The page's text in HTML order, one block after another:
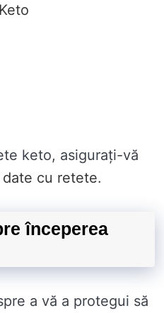
keto, asigurați-vă
date cu retete.
începerea
a vă a protegui să